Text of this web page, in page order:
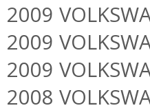
2009
2009
2009
2008